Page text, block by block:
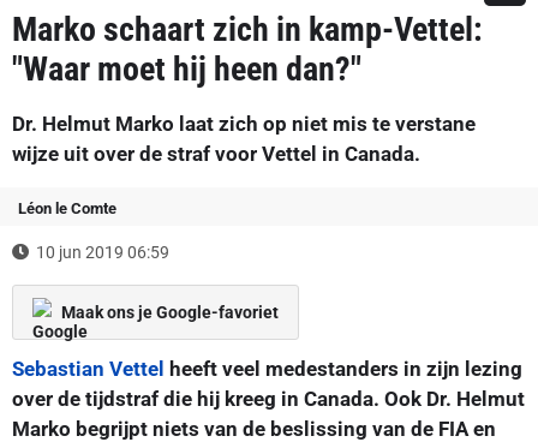
Marko schaart zich in kamp-Vettel:
"Waar moet hij heen dan?"
Dr. Helmut Marko laat zich op niet mis te verstane
wijze uit over de straf voor Vettel in Canada.
Léon le Comte
10 jun 2019 06:59
Maak ons je Google-favoriet
Sebastian Vettel heeft veel medestanders in zijn lezing
over de tijdstraf die hij kreeg in Canada. Ook Dr. Helmut
Marko begrijpt niets van de beslissing van de FIA en